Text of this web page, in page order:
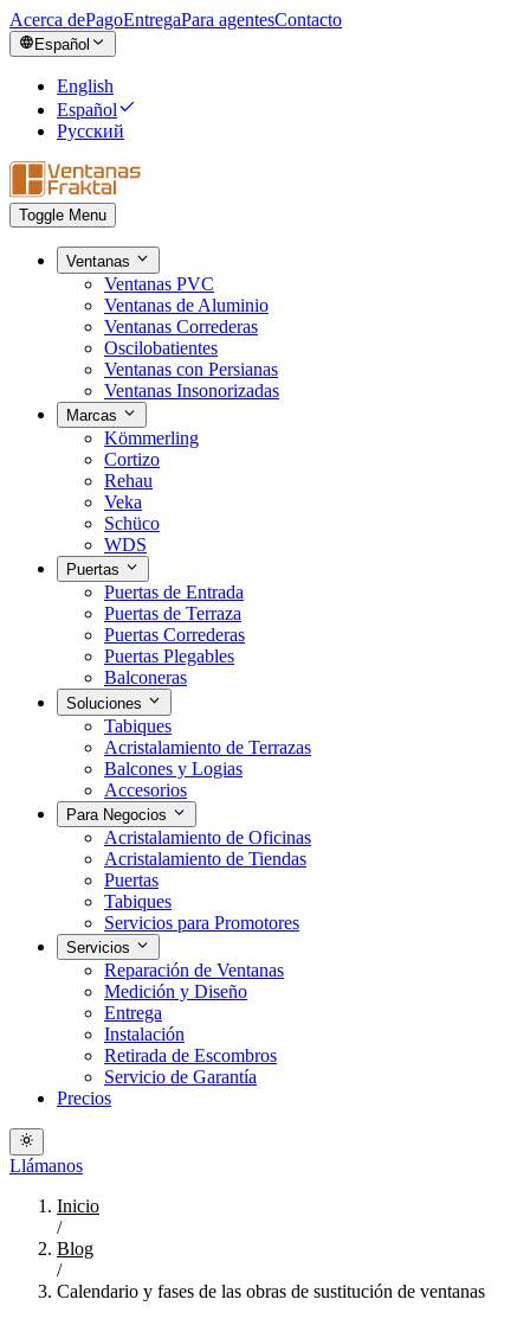
Acerca dePagoEntregaPara agentesContacto
Español
English
Español
Русский
Toggle Menu
Ventanas
Ventanas PVC
Ventanas de Aluminio
Ventanas Correderas
Oscilobatientes
Ventanas con Persianas
Ventanas Insonorizadas
Marcas
Kömmerling
Cortizo
Rehau
Veka
Schüco
WDS
Puertas
Puertas de Entrada
Puertas de Terraza
Puertas Correderas
Puertas Plegables
Balconeras
Soluciones
Tabiques
Acristalamiento de Terrazas
Balcones y Logias
Accesorios
Para Negocios
Acristalamiento de Oficinas
Acristalamiento de Tiendas
Puertas
Tabiques
Servicios para Promotores
Servicios
Reparación de Ventanas
Medición y Diseño
Entrega
Instalación
Retirada de Escombros
Servicio de Garantía
Precios
Llámanos
Inicio
/
Blog
/
Calendario y fases de las obras de sustitución de ventanas